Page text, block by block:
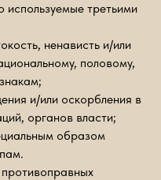
третьими
ненависть и/или
половому,
и/или оскорбления в
органов власти;
образом